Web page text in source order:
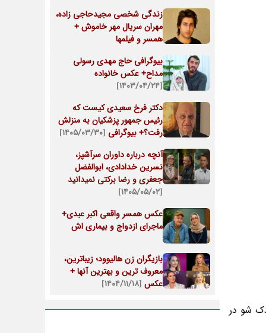
شو در
زندگی شخصی مجیدحاجی زاده،
مهران سریال مهر خاموش +
همسر و فیلمها
بیوگرافی حاج مهدی رسولی
مداح+ عکس خانواده
[۱۴۰۳/۰۴/۲۴]
دکتر فرخ سعیدی کیست که
رئیس جمهور پزشکیان به منزلش
رفت؟+ بیوگرافی [۱۴۰۵/۰۳/۳۰]
آنچه درباره داوران سرآشپز،
نسرین خدادادی، ابوالفضل
جعفری و رضا برکتی نمیدانید
[۱۴۰۵/۰۵/۰۲]
عکس همسر واقعی اکبر عبدی+
ماجرای ازدواج و بیماری اش
بازیگران زن هالیوود؛ زیباترین،
معروف ترین و بهترین آنها +
عکس [۱۴۰۴/۱۱/۱۸]